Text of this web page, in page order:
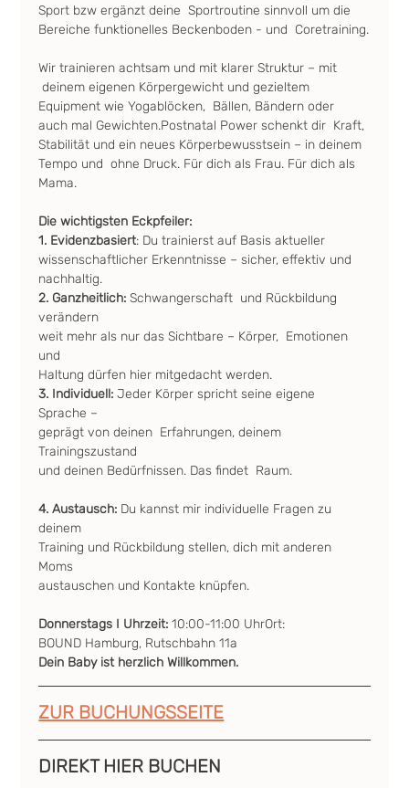
Sport bzw ergänzt deine  Sportroutine sinnvoll um die
Bereiche funktionelles Beckenboden - und  Coretraining.
Wir trainieren achtsam und mit klarer Struktur – mit
deinem eigenen Körpergewicht und gezieltem
Equipment wie Yogablöcken,  Bällen, Bändern oder
auch mal Gewichten.Postnatal Power schenkt dir  Kraft,
Stabilität und ein neues Körperbewusstsein – in deinem
Tempo und  ohne Druck. Für dich als Frau. Für dich als
Mama.
Die wichtigsten Eckpfeiler:
1. Evidenzbasiert: Du trainierst auf Basis aktueller
wissenschaftlicher Erkenntnisse – sicher, effektiv und
nachhaltig.
2. Ganzheitlich: Schwangerschaft  und Rückbildung
verändern
weit mehr als nur das Sichtbare – Körper,  Emotionen
und
Haltung dürfen hier mitgedacht werden.
3. Individuell: Jeder Körper spricht seine eigene
Sprache –
geprägt von deinen  Erfahrungen, deinem
Trainingszustand
und deinen Bedürfnissen. Das findet  Raum.
4. Austausch: Du kannst mir individuelle Fragen zu
deinem
Training und Rückbildung stellen, dich mit anderen
Moms
austauschen und Kontakte knüpfen.
Donnerstags I Uhrzeit: 10:00-11:00 UhrOrt:
BOUND Hamburg, Rutschbahn 11a
Dein Baby ist herzlich Willkommen.
ZUR BUCHUNGSSEITE
DIREKT HIER BUCHEN